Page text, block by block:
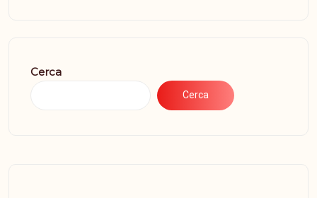
Cerca
Cerca